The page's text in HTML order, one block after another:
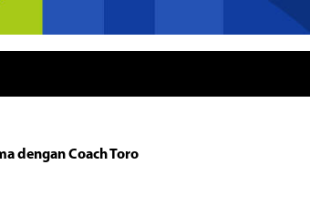
dengan Coach Toro